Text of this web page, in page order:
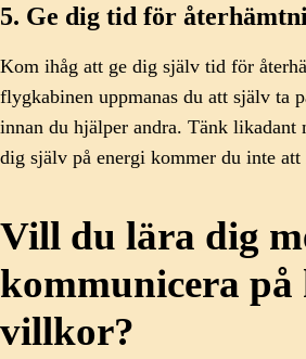
5. Ge dig tid för
Kom ihåg att ge dig själv tid för
flygkabinen uppmanas du att själv ta
innan du hjälper andra. Tänk likadant
dig själv på energi kommer du inte att
Vill du lära dig
kommunicera
villkor?